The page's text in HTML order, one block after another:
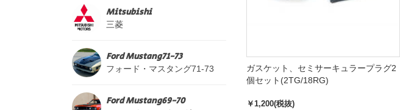
Mitsubishi
三菱
Ford Mustang71-73
フォード・マスタング71-73
Ford Mustang69-70
ガスケット、セミサーキュラープラグ2
個セット(2TG/18RG)
￥1,200(税抜)